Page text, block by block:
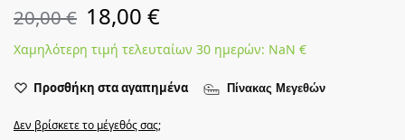
20,00€ 18,00 €
Χαμηλότερη τιμή τελευταίων 30 ημερών: NaN €
Προσθήκη στα αγαπημένα Πίνακας Μεγεθών
Δεν βρίσκετε το μέγεθός σας;